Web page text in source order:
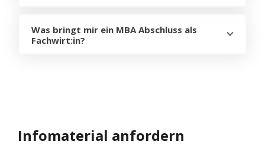
Was bringt mir ein MBA Abschluss als
Fachwirt:in?
Infomaterial anfordern